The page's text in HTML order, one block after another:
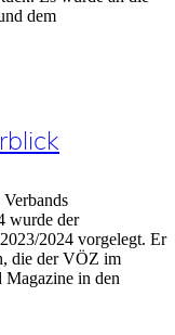
dem
wurde der
2024 vorgelegt. Er
die der VÖZ im
Magazine in den